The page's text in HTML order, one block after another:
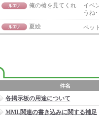
俺の槍を見てくれ
イベ
うね
夏絵
ペッ
各掲示板の用途について
MML関連の書き込みに関する補足